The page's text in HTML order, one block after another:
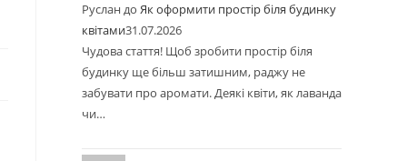
Руслан до Як оформити простір біля будинку
квітами31.07.2026
Чудова стаття! Щоб зробити простір біля
будинку ще більш затишним, раджу не
забувати про аромати. Деякі квіти, як лаванда
чи…